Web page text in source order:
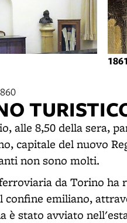
1861
alle 8,50 della sera,
capitale del nuovo
non sono molti.
da Torino ha
confine emiliano,
è stato avviato